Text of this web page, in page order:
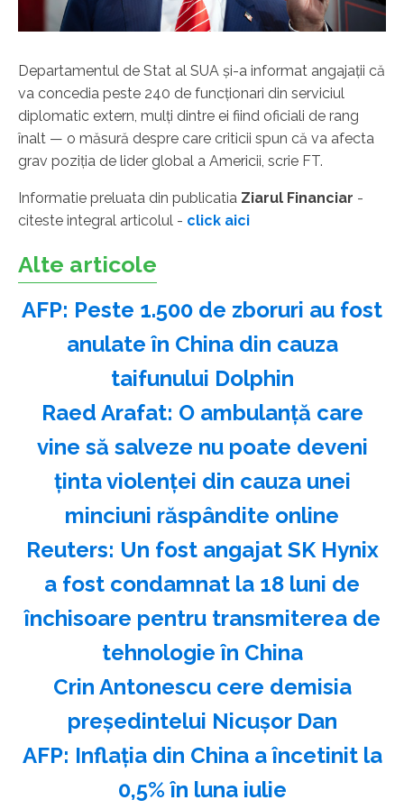
Departamentul de Stat al SUA şi-a informat angajaţii că
va concedia peste 240 de funcţionari din serviciul
diplomatic extern, mulţi dintre ei fiind oficiali de rang
înalt — o măsură despre care criticii spun că va afecta
grav poziţia de lider global a Americii, scrie FT.
Informatie preluata din publicatia Ziarul Financiar -
citeste integral articolul - click aici
Alte articole
AFP: Peste 1.500 de zboruri au fost
anulate în China din cauza
taifunului Dolphin
Raed Arafat: O ambulanţă care
vine să salveze nu poate deveni
ţinta violenţei din cauza unei
minciuni răspândite online
Reuters: Un fost angajat SK Hynix
a fost condamnat la 18 luni de
închisoare pentru transmiterea de
tehnologie în China
Crin Antonescu cere demisia
preşedintelui Nicuşor Dan
AFP: Inflaţia din China a încetinit la
0,5% în luna iulie